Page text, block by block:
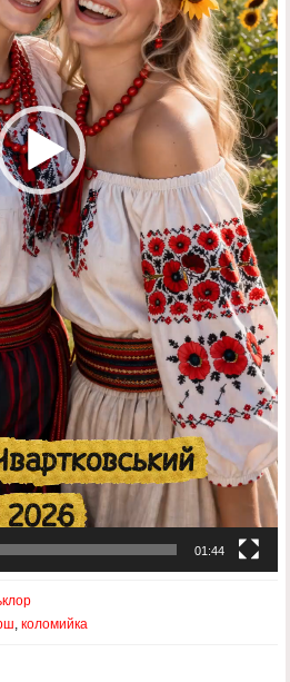
01:44
,коломийка